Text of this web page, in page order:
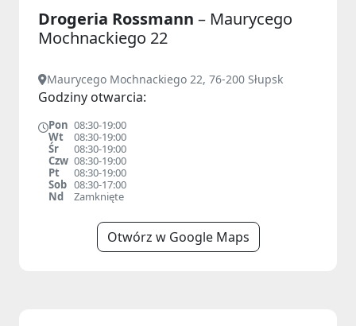
Drogeria Rossmann – Maurycego
Mochnackiego 22
Maurycego Mochnackiego 22, 76-200 Słupsk
Godziny otwarcia:
Pon 08:30-19:00
Wt
08:30-19:00
Śr
08:30-19:00
Czw 08:30-19:00
Pt
08:30-19:00
Sob 08:30-17:00
Nd
Zamknięte
Otwórz w Google Maps